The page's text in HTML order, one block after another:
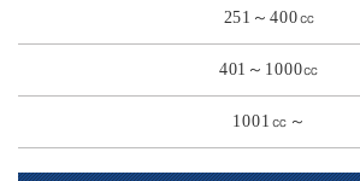
251～400㏄
401～1000㏄
1001㏄～